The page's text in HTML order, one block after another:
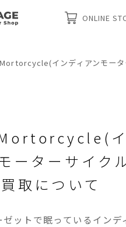
ONLINE
インディアンモータ
イ
ーターサイク
買取について
ットで眠っているインデ